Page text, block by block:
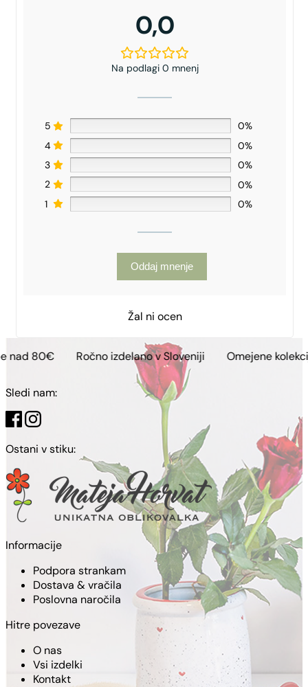
0,0
Na podlagi 0 mnenj
5
0%
4
0%
3
0%
2
0%
1
0%
Oddaj mnenje
Žal ni ocen
Ročno izdelano v Sloveniji Omejene kolekcije
Sledi nam:
Ostani v stiku:
Informacije
Podpora strankam
Dostava & vračila
Poslovna naročila
Hitre povezave
O nas
Vsi izdelki
Kontakt